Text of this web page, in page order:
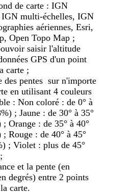
de carte : IGN
IGN multi-échelles, IGN
aériennes, Esri,
Open Topo Map ;
saisir l'altitude
GPS d'un point
carte ;
des pentes sur n'importe
en utilisant 4 couleurs
: Non coloré : de 0° à
; Jaune : de 30° à 35°
Orange : de 35° à 40°
Rouge : de 40° à 45°
; Violet : plus de 45°
et la pente (en
degrés) entre 2 points
carte.